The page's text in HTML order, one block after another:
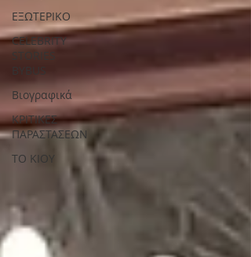
ΕΞΩΤΕΡΙΚΟ
CELEBRITY
STORIES
Βιογραφικά
ΚΡΙΤΙΚΕΣ
ΠΑΡΑΣΤΑΣΕΩΝ
ΤΟ ΚΙΟΥ